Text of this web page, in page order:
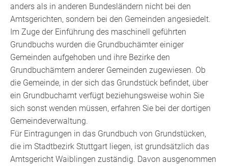
anders als in anderen Bundesländern nicht bei den
Amtsgerichten, sondern bei den Gemeinden angesiedelt.
Im Zuge der Einführung des maschinell geführten
Grundbuchs wurden die Grundbuchämter einiger
Gemeinden aufgehoben und ihre Bezirke den
Grundbuchämtern anderer Gemeinden zugewiesen. Ob
die Gemeinde, in der sich das Grundstück befindet, über
ein Grundbuchamt verfügt beziehungsweise wohin Sie
sich sonst wenden müssen, erfahren Sie bei der dortigen
Gemeindeverwaltung.
Für Eintragungen in das Grundbuch von Grundstücken,
die im Stadtbezirk Stuttgart liegen, ist grundsätzlich das
Amtsgericht Waiblingen zuständig. Davon ausgenommen